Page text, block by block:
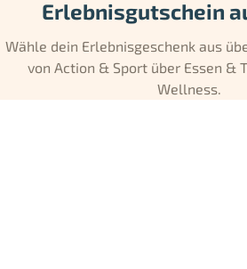
Erlebnisgutschein
Wähle dein Erlebnisgeschenk aus
von Action & Sport über Essen &
Wellness.